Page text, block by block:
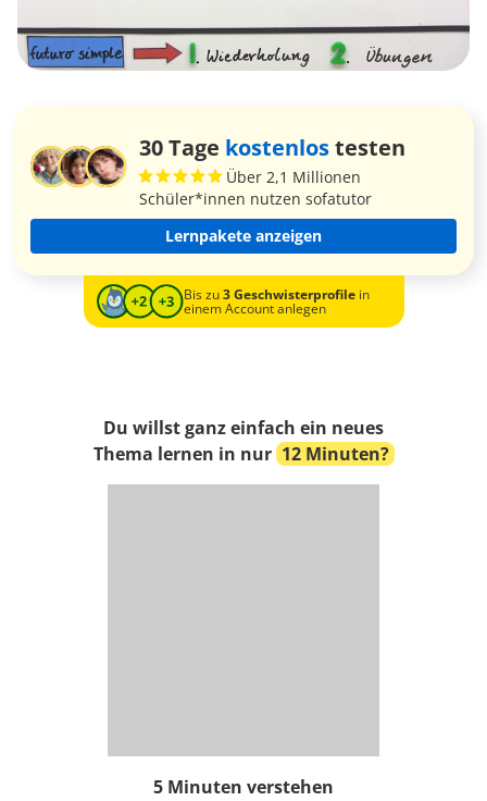
30 Tage kostenlostesten
Über 2,1 Millionen
Schüler*innen nutzen sofatutor
Lernpakete anzeigen
Bis zu3 Geschwisterprofilein
einem Account anlegen
Du willst ganz einfach ein neues
Thema lernen in nur 12 Minuten?
5 Minuten verstehen